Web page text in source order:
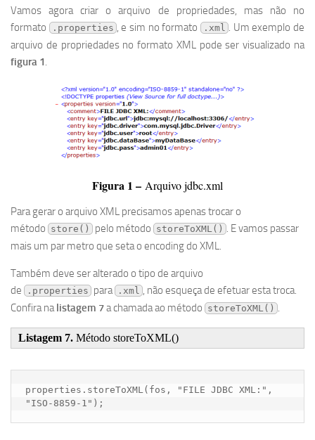
Vamos agora criar o arquivo de propriedades, mas não no
formato
.properties , e sim no formato .xml . Um exemplo de
arquivo de propriedades no formato XML pode ser visualizado na
figura 1.
Figura 1 – Arquivo jdbc.xml
Para gerar o arquivo XML precisamos apenas trocar o
método store() pelo método storeToXML() . E vamos passar
mais um par metro que seta o encoding do XML.
Também deve ser alterado o tipo de arquivo
de
.properties para .xml , não esqueça de efetuar esta troca.
Confira nalistagem 7a chamada ao método storeToXML() .
Listagem 7. Método storeToXML()
properties.storeToXML(fos, "FILE JDBC XML:",
"ISO-8859-1");